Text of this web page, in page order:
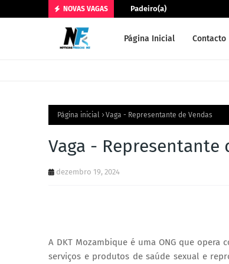
NOVAS VAGAS Padeiro(a)
Página Inicial Contacto
Página inicial Vaga - Representante de Vendas
Vaga - Representante
dezembro 19, 2024
A DKT Mozambique é uma ONG que
serviços e produtos de saúde sexual e